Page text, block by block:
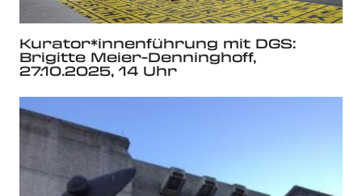
Kurator*innenführung mit DGS:
Brigitte Meier-Denninghoff,
27.10.2025, 14 Uhr